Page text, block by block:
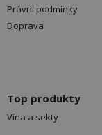
Právní podmínky
Doprava
Top produkty
Vína a sekty